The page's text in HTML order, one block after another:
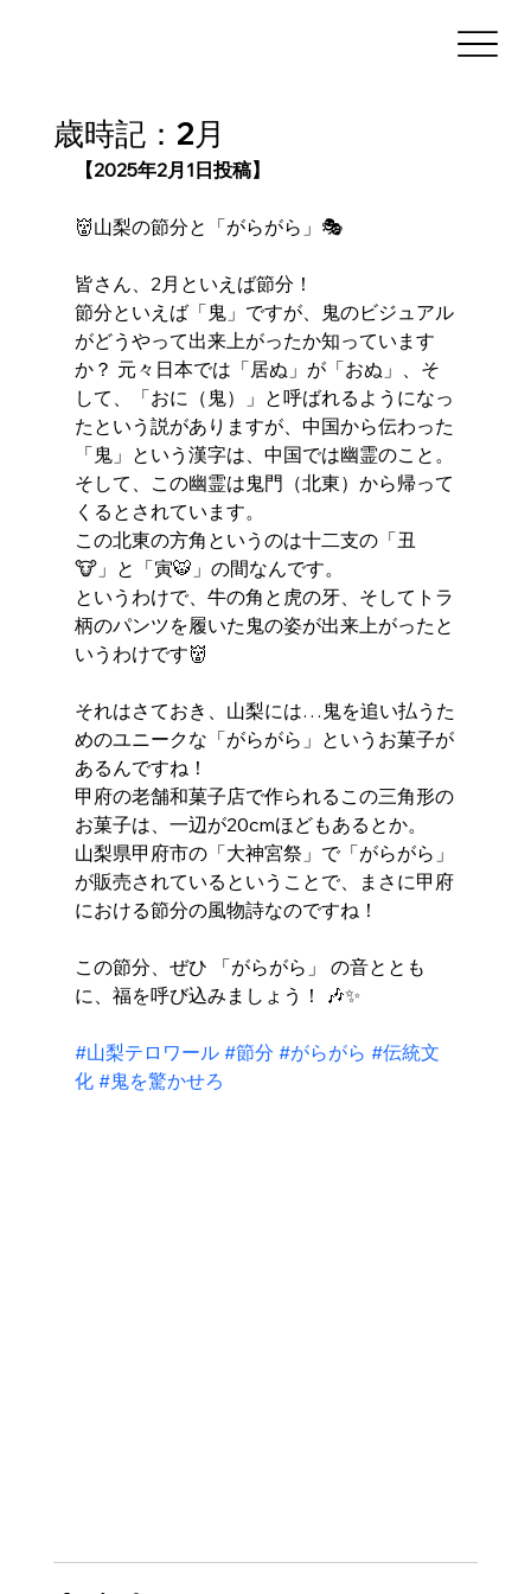
歳時記：2月
【2025年2月1日投稿】
👹山梨の節分と「がらがら」🎭
皆さん、2月といえば節分！
節分といえば「鬼」ですが、鬼のビジュアル
がどうやって出来上がったか知っています
か？ 元々日本では「居ぬ」が「おぬ」、そ
して、「おに（鬼）」と呼ばれるようになっ
たという説がありますが、中国から伝わった
「鬼」という漢字は、中国では幽霊のこと。
そして、この幽霊は鬼門（北東）から帰って
くるとされています。
この北東の方角というのは十二支の「丑
🐮」と「寅🐯」の間なんです。
というわけで、牛の角と虎の牙、そしてトラ
柄のパンツを履いた鬼の姿が出来上がったと
いうわけです👹
それはさておき、山梨には…鬼を追い払うた
めのユニークな「がらがら」というお菓子が
あるんですね！
甲府の老舗和菓子店で作られるこの三角形の
お菓子は、一辺が20cmほどもあるとか。
山梨県甲府市の「大神宮祭」で「がらがら」
が販売されているということで、まさに甲府
における節分の風物詩なのですね！
この節分、ぜひ 「がらがら」 の音ととも
に、福を呼び込みましょう！ 🎶✨
#山梨テロワール #節分 #がらがら #伝統文
化 #鬼を驚かせろ